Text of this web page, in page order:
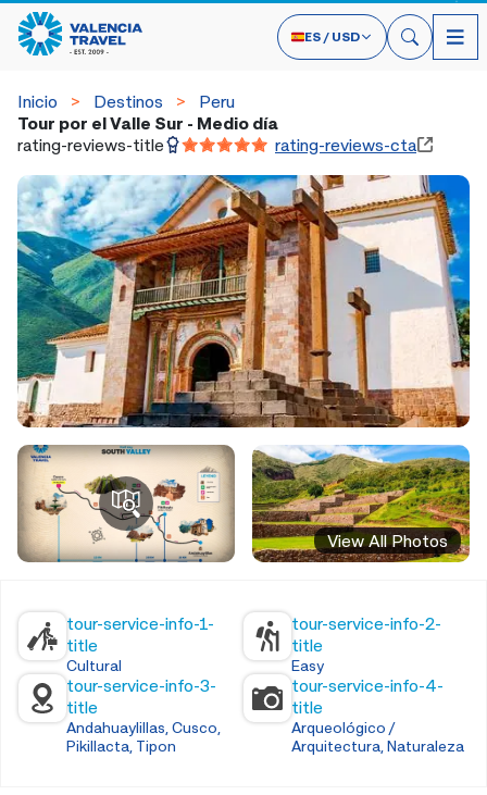
ES / USD
Inicio Destinos
Peru
Tour por el Valle Sur - Medio día
rating-reviews-title
rating-reviews-cta
View All Photos
tour-service-info-1-
title
Cultural
tour-service-info-2-
title
Easy
tour-service-info-3-
title
Andahuaylillas, Cusco,
Pikillacta, Tipon
tour-service-info-4-
title
Arqueológico /
Arquitectura, Naturaleza